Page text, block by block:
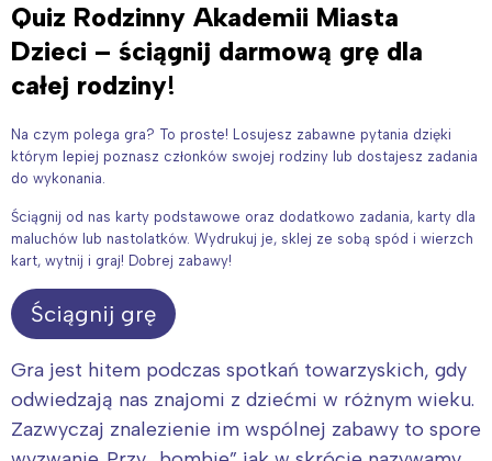
Quiz Rodzinny Akademii Miasta
Dzieci – ściągnij darmową grę dla
całej rodziny!
Na czym polega gra? To proste! Losujesz zabawne pytania dzięki
którym lepiej poznasz członków swojej rodziny lub dostajesz zadania
do wykonania.
Ściągnij od nas karty podstawowe oraz dodatkowo zadania, karty dla
maluchów lub nastolatków. Wydrukuj je, sklej ze sobą spód i wierzch
kart, wytnij i graj! Dobrej zabawy!
Ściągnij grę
Gra jest hitem podczas spotkań towarzyskich, gdy
odwiedzają nas znajomi z dziećmi w różnym wieku.
Zazwyczaj znalezienie im wspólnej zabawy to spore